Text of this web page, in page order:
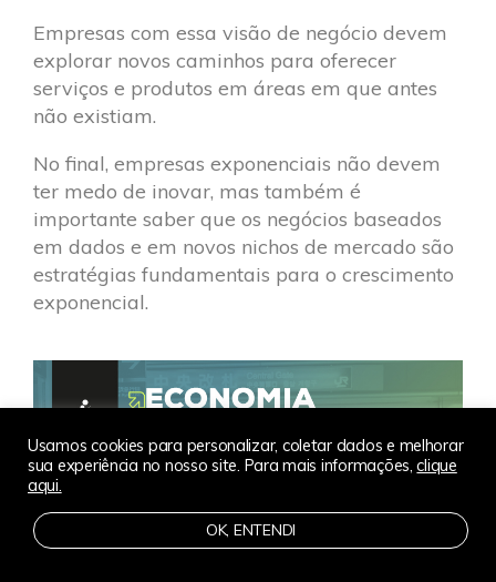
Empresas com essa visão de negócio devem
explorar novos caminhos para oferecer
serviços e produtos em áreas em que antes
não existiam.
No final, empresas exponenciais não devem
ter medo de inovar, mas também é
importante saber que os negócios baseados
em dados e em novos nichos de mercado são
estratégias fundamentais para o crescimento
exponencial.
Usamos cookies para personalizar, coletar dados e melhorar
sua experiência no nosso site. Para mais informações,clique
aqui.
OK, ENTENDI